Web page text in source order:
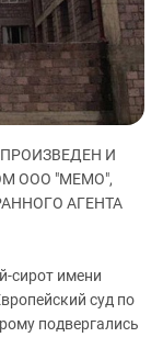
ЧЕЧНЕ
АКТИВИСТОВ
ПРОТЕСТЫ
И
ООО "МЕМО",
АГЕНТА
сирот имени
суд по
подвергались